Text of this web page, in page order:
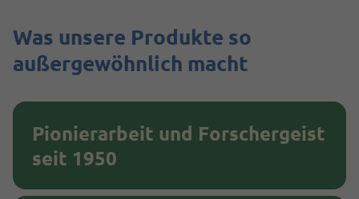
Was unsere Produkte so
außergewöhnlich macht
Pionierarbeit und Forschergeist
seit 1950